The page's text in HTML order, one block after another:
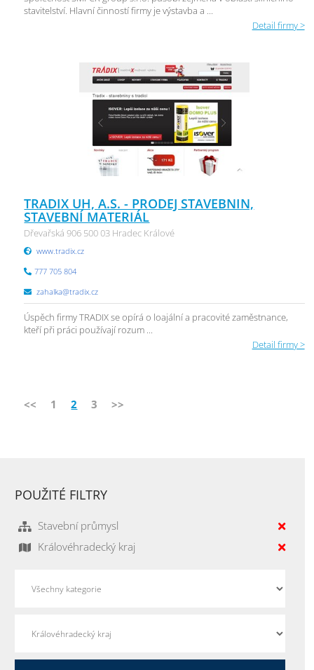
stavitelství. Hlavní činností firmy je výstavba a ...
Detail firmy >
TRADIX UH, A.S. - PRODEJ STAVEBNIN,
STAVEBNÍ MATERIÁL
Dřevařská 906 500 03 Hradec Králové
www.tradix.cz
777 705 804
zahalka@tradix.cz
Úspěch firmy TRADIX se opírá o loajální a pracovité zaměstnance,
kteří při práci používají rozum ...
Detail firmy >
<< 1 2 3 >>
POUŽITÉ FILTRY
Stavební průmysl
Královéhradecký kraj